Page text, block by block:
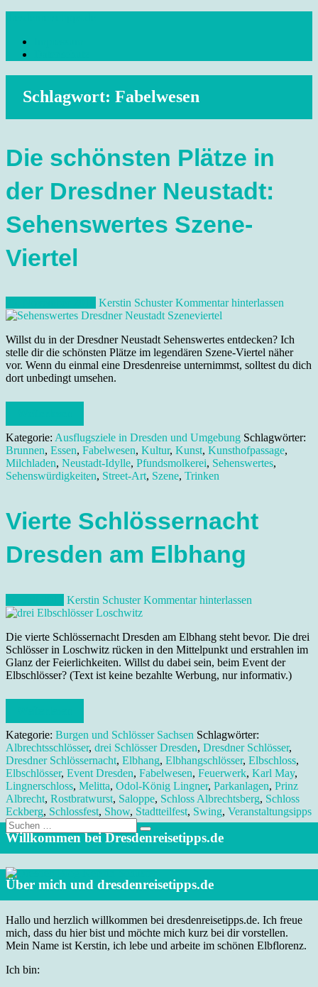
content
Reisetipps Dresden, Sehenswürdigkeiten, Ausflugsziele Sachsen,
Schlagwort: Fabelwesen
Die schönsten Plätze in
der Dresdner Neustadt:
Sehenswertes Szene-
Viertel
Kerstin Schuster Kommentar hinterlassen
Willst du in der Dresdner Neustadt Sehenswertes entdecken? Ich
stelle dir die schönsten Plätze im legendären Szene-Viertel näher
vor. Wenn du einmal eine Dresdenreise unternimmst, solltest du dich
dort unbedingt umsehen.
Kategorie: Ausflugsziele in Dresden und Umgebung Schlagwörter:
Brunnen, Essen, Fabelwesen, Kultur, Kunst, Kunsthofpassage,
Milchladen, Neustadt-Idylle, Pfundsmolkerei, Sehenswertes,
Sehenswürdigkeiten, Street-Art, Szene, Trinken
Vierte Schlössernacht
Dresden am Elbhang
Kerstin Schuster Kommentar hinterlassen
Die vierte Schlössernacht Dresden am Elbhang steht bevor. Die drei
Schlösser in Loschwitz rücken in den Mittelpunkt und erstrahlen im
Glanz der Feierlichkeiten. Willst du dabei sein, beim Event der
Elbschlösser? (Text ist keine bezahlte Werbung, nur informativ.)
Kategorie: Burgen und Schlösser Sachsen Schlagwörter:
Albrechtsschlösser, drei Schlösser Dresden, Dresdner Schlösser,
Dresdner Schlössernacht, Elbhang, Elbhangschlösser, Elbschloss,
Elbschlösser, Event Dresden, Fabelwesen, Feuerwerk, Karl May,
Lingnerschloss, Melitta, Odol-König Lingner, Parkanlagen, Prinz
Albrecht, Rostbratwurst, Saloppe, Schloss Albrechtsberg, Schloss
Eckberg, Schlossfest, Show, Stadtteilfest, Swing, Veranstaltungsipps
Suche
nach:
Willkommen bei Dresdenreisetipps.de
Über mich und dresdenreisetipps.de
Hallo und herzlich willkommen bei dresdenreisetipps.de. Ich freue
mich, dass du hier bist und möchte mich kurz bei dir vorstellen.
Mein Name ist Kerstin, ich lebe und arbeite im schönen Elbflorenz.
Ich bin: